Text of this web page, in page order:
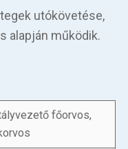
utókövetése,
alapján működik.
főorvos,